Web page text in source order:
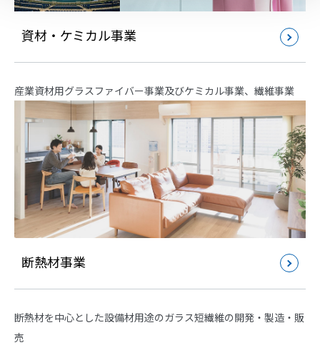
資材・ケミカル事業
産業資材用グラスファイバー事業及びケミカル事業、繊維事業
断熱材事業
断熱材を中心とした設備材用途のガラス短繊維の開発・製造・販
売